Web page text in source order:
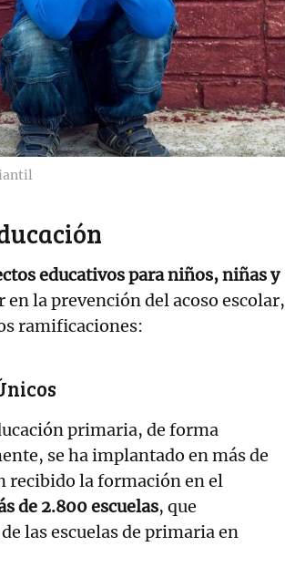
educativos para niños, niñas y
en la prevención del acoso escolar,
ramificaciones:
primaria, de forma
se ha implantado en más de
recibido la formación en el
de 2.800 escuelas, que
las escuelas de primaria en